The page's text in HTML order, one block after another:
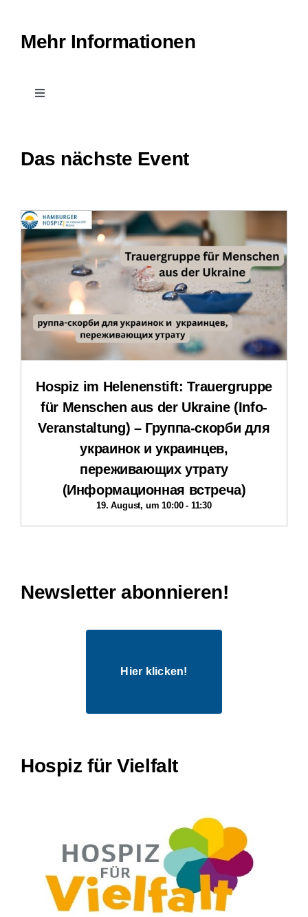
Mehr Informationen
Toggle
Stellenangebote und Praktika
Downloads
Impressum
Datenschutzerklärung
Das nächste Event
Hospiz im Helenenstift: Trauergruppe
für Menschen aus der Ukraine (Info-
Veranstaltung) – Группа-скорби для
украинок и украинцев,
переживающих утрату
(Информационная встреча)
19. August, um 10:00- 11:30
Newsletter abonnieren!
Hier klicken!
Hospiz für Vielfalt